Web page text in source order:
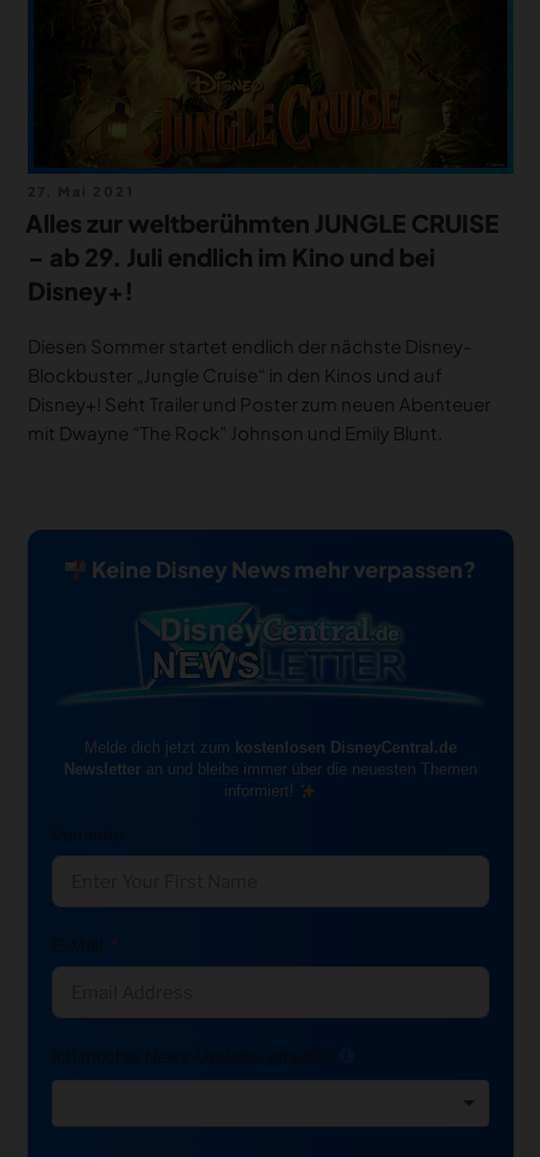
am
Alles zur weltberühmten JUNGLE CRUISE
– ab 29. Juli endlich im Kino und bei
Disney+!
Diesen Sommer startet endlich der nächste Disney-
Blockbuster „Jungle Cruise“ in den Kinos und auf
Disney+! Seht Trailer und Poster zum neuen Abenteuer
mit Dwayne “The Rock” Johnson und Emily Blunt.
Keine Disney News mehr verpassen?
Melde dich jetzt zum kostenlosen DisneyCentral.de
Newsletteran und bleibe immer über die neuesten Themen
informiert!
Vorname
E-Mail
Ich möchte News-Updates erhalten: